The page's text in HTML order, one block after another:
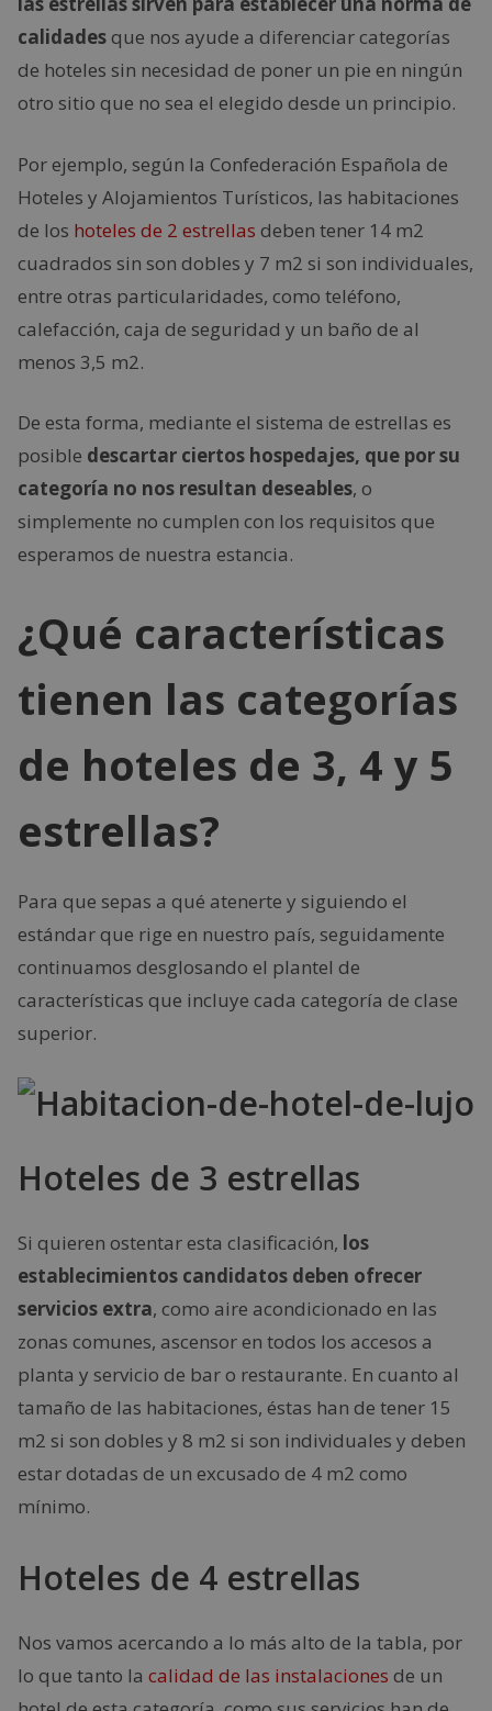
calidadesque nos ayude a diferenciar categorías
de hoteles sin necesidad de poner un pie en ningún
otro sitio que no sea el elegido desde un principio.
Por ejemplo, según la Confederación Española de
Hoteles y Alojamientos Turísticos, las habitaciones
de los hoteles de 2 estrellas deben tener 14 m2
cuadrados sin son dobles y 7 m2 si son individuales,
entre otras particularidades, como teléfono,
calefacción, caja de seguridad y un baño de al
menos 3,5 m2.
De esta forma, mediante el sistema de estrellas es
posible descartar ciertos hospedajes, que por su
categoría no nos resultan deseables, o
simplemente no cumplen con los requisitos que
esperamos de nuestra estancia.
¿Qué características
tienen las categorías
de hoteles de 3, 4 y 5
estrellas?
Para que sepas a qué atenerte y siguiendo el
estándar que rige en nuestro país, seguidamente
continuamos desglosando el plantel de
características que incluye cada categoría de clase
superior.
Hoteles de 3 estrellas
Si quieren ostentar esta clasificación, los
establecimientos candidatos deben ofrecer
servicios extra, como aire acondicionado en las
zonas comunes, ascensor en todos los accesos a
planta y servicio de bar o restaurante. En cuanto al
tamaño de las habitaciones, éstas han de tener 15
m2 si son dobles y 8 m2 si son individuales y deben
estar dotadas de un excusado de 4 m2 como
mínimo.
Hoteles de 4 estrellas
Nos vamos acercando a lo más alto de la tabla, por
lo que tanto la calidad de las instalaciones de un